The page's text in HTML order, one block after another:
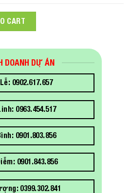
27in (4853K) Video Conferencing
CART
DOANH DỰ ÁN
0902.617.657
0963.454.517
0901.803.856
0901.843.856
0399.302.841